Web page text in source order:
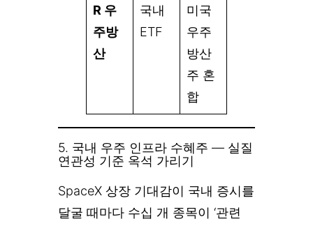
R 우
주방
산
국내
ETF
미국
우주
방산
주 혼
합
5. 국내 우주 인프라 수혜주 — 실질
연관성 기준 옥석 가리기
SpaceX 상장 기대감이 국내 증시를
달굴 때마다 수십 개 종목이 ‘관련